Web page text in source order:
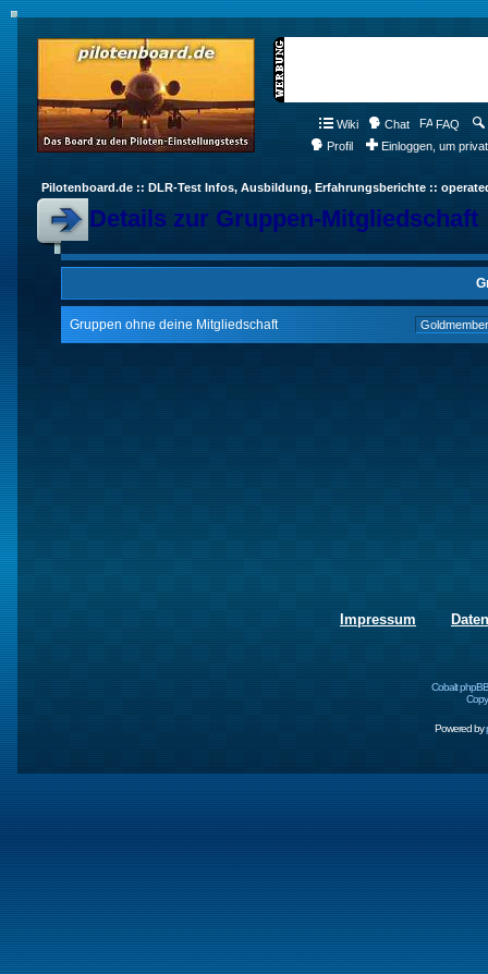
Wiki Chat FAQ
Profil
Einloggen, um
Pilotenboard.de :: DLR-Test Infos, Ausbildung, Erfahrungsberichte ::
Details zur Gruppen-Mitgliedschaft
Gruppen ohne deine Mitgliedschaft
Impressum
Cobalt
Powered by